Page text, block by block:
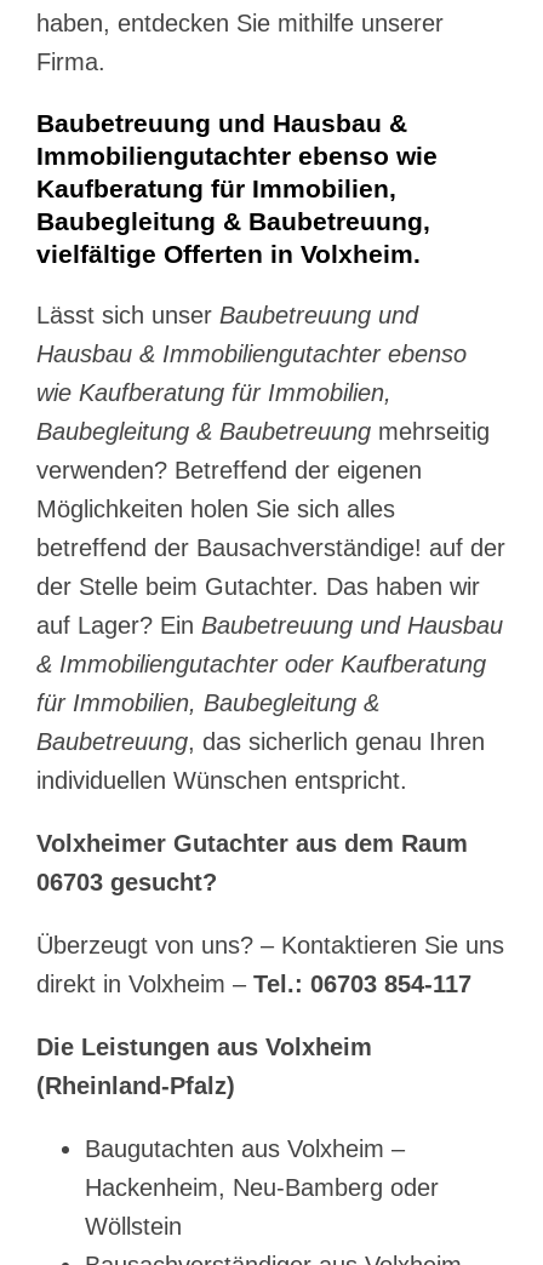
haben, entdecken Sie mithilfe unserer
Firma.
Baubetreuung und Hausbau &
Immobiliengutachter ebenso wie
Kaufberatung für Immobilien,
Baubegleitung & Baubetreuung,
vielfältige Offerten in Volxheim.
Lässt sich unser Baubetreuung und
Hausbau & Immobiliengutachter ebenso
wie Kaufberatung für Immobilien,
Baubegleitung & Baubetreuung mehrseitig
verwenden? Betreffend der eigenen
Möglichkeiten holen Sie sich alles
betreffend der Bausachverständige! auf der
der Stelle beim Gutachter. Das haben wir
auf Lager? Ein Baubetreuung und Hausbau
& Immobiliengutachter oder Kaufberatung
für Immobilien, Baubegleitung &
Baubetreuung, das sicherlich genau Ihren
individuellen Wünschen entspricht.
Volxheimer Gutachter aus dem Raum
06703 gesucht?
Überzeugt von uns? – Kontaktieren Sie uns
direkt in Volxheim – Tel.: 06703 854-117
Die Leistungen aus Volxheim
(Rheinland-Pfalz)
Baugutachten aus Volxheim –
Hackenheim, Neu-Bamberg oder
Wöllstein